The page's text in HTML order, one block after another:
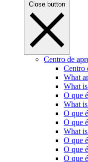
Close button
Centro de
Centro
What
What
O que
What
O que
O que
What
O que
O que
O que